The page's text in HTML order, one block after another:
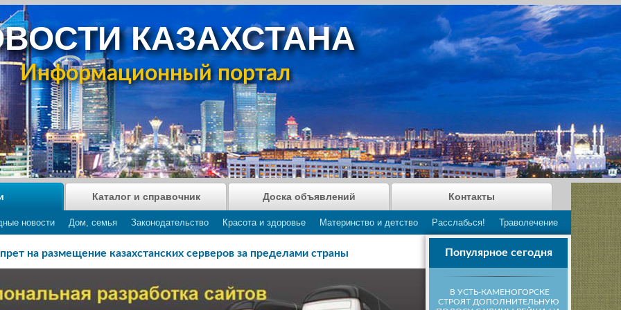
КАЗАХСТАНА
Информационный портал
новости Дом, семья Законодательство Красота и здоровье Материнство и детство Расслабься! Траволечение
Каталог и справочник Доска объявлений Контакты
Популярное сегодня
В УСТЬ-КАМЕНОГОРСКЕ
СТРОЯТ ДОПОЛНИТЕЛЬНУЮ
на размещение казахстанских серверов за пределами страны